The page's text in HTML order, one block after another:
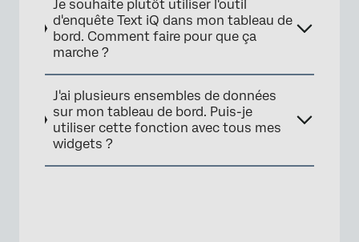
Je souhaite plutôt utiliser l'outil
d'enquête Text iQ dans mon tableau de
bord. Comment faire pour que ça
marche ?
J'ai plusieurs ensembles de données
sur mon tableau de bord. Puis-je
utiliser cette fonction avec tous mes
widgets ?